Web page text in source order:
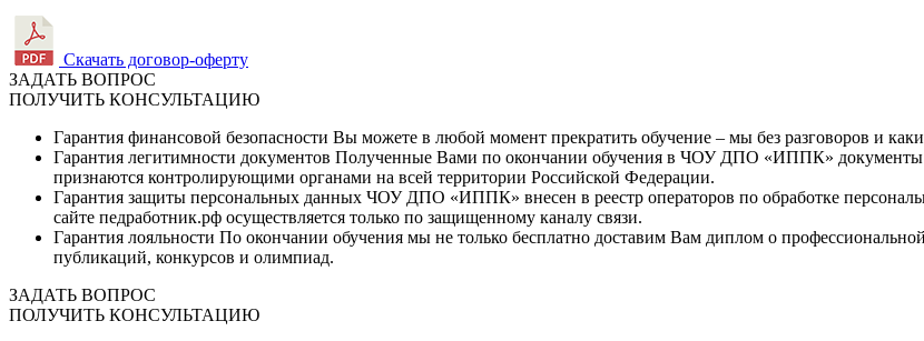
Скачать договор-оферту
ЗАДАТЬ ВОПРОС
ПОЛУЧИТЬ КОНСУЛЬТАЦИЮ
Гарантия финансовой безопасности Вы можете в любой момент прекратить обучение – мы без разговоров и
Гарантия легитимности документов Полученные Вами по окончании обучения в ЧОУ ДПО «ИППК» документы
признаются контролирующими органами на всей территории Российской Федерации.
Гарантия защиты персональных данных ЧОУ ДПО «ИППК» внесен в реестр операторов по обработке
сайте педработник.рф осуществляется только по защищенному каналу связи.
Гарантия лояльности По окончании обучения мы не только бесплатно доставим Вам диплом о
публикаций, конкурсов и олимпиад.
ЗАДАТЬ ВОПРОС
ПОЛУЧИТЬ КОНСУЛЬТАЦИЮ